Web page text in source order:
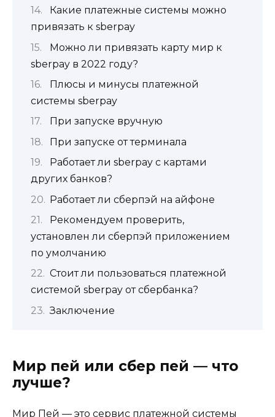
Какие платежные системы можно
привязать к sberpay
Можно ли привязать карту мир к
sberpay в 2022 году?
Плюсы и минусы платежной
системы sberpay
При запуске вручную
При запуске от терминала
Работает ли sberpay с картами
других банков?
Работает ли сберпэй на айфоне
Рекомендуем проверить,
установлен ли сберпэй приложением
по умолчанию
Стоит ли пользоваться платежной
системой sberpay от сбербанка?
Заключение
Мир пей или сбер пей — что
лучше?
Мир Пей — это сервис платежной системы